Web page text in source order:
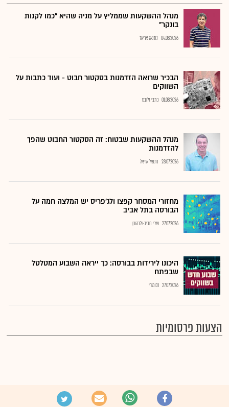
מנהל ההשקעות שממליץ על מניה שהיא "כמו לקנות
בונקר"
04.08.2026 נתנאל אריאל
הבכיר שרואה הזדמנות בסקטור חבוט - ועוד כתבות על
השווקים
01.08.2026 כתבי גלובס
מנהל ההשקעות שבטוח: זה הסקטור החבוט שהפך
להזדמנות
28.07.2026 נתנאל אריאל
מחזורי המסחר קפצו ולג'פריס יש המלצה חמה על
הבורסה בתל אביב
27.07.2026 שירי חביב-ולדהורן
היכונו לירידות בבורסה: כך ייראה השבוע המטלטל
שבפתח
27.07.2026 רם מורי
הצעות פרסומיות